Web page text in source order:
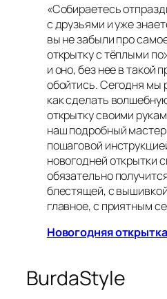
«Собираетесь
с друзьями и уже
вы не забыли про
открытку с тёплыми
и оно, без нее в такой
обойтись. Сегодня мы
как сделать
открытку своими
наш подробный
пошаговой
новогодней открытки
обязательно
блестящей, с
главное, с приятным
Новогодняя
BurdaStyle